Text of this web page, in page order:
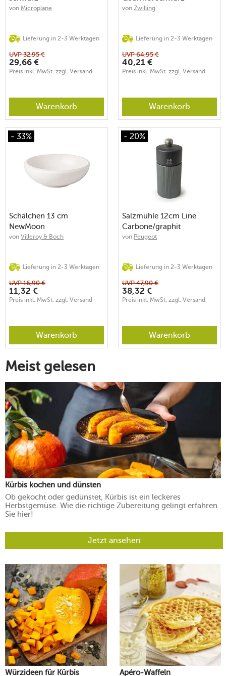
von Microplane
Lieferung in 2-3 Werktagen
UVP32,95 €
29,66 €
Preis inkl. MwSt. zzgl. Versand
Warenkorb
von Zwilling
Lieferung in 2-3 Werktagen
UVP64,95 €
40,21 €
Preis inkl. MwSt. zzgl. Versand
Warenkorb
- 33%
Schälchen 13 cm
NewMoon
von Villeroy & Boch
Lieferung in 2-3 Werktagen
UVP16,90 €
11,32 €
Preis inkl. MwSt. zzgl. Versand
Warenkorb
- 20%
Salzmühle 12cm Line
Carbone/graphit
von Peugeot
Lieferung in 2-3 Werktagen
UVP47,90 €
38,32 €
Preis inkl. MwSt. zzgl. Versand
Warenkorb
Meist gelesen
Kürbis kochen und dünsten
Ob gekocht oder gedünstet, Kürbis ist ein leckeres
Herbstgemüse. Wie die richtige Zubereitung gelingt erfahren
Sie hier!
Jetzt ansehen
Würzideen für Kürbis
Apéro-Waffeln